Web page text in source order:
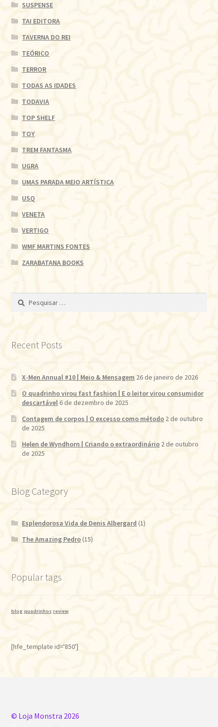
SUSPENSE
TAI EDITORA
TAVERNA DO REI
TEÓRICO
TERROR
TODAS AS IDADES
TODAVIA
TOP SHELF
TOY
TREM FANTASMA
UGRA
UMAS PARADA MEIO ARTÍSTICA
USQ
VENETA
VERTIGO
WMF MARTINS FONTES
ZARABATANA BOOKS
Pesquisar
Recent Posts
X-Men Annual #10 | Meio & Mensagem 26 de janeiro de 2026
O quadrinho virou fast fashion | E o leitor virou consumidor
descartável 6 de dezembro de 2025
Contagem de corpos | O excesso como método 2 de outubro
de 2025
Helen de Wyndhorn | Criando o extraordinário 2 de outubro
de 2025
Blog Category
Esplendorosa Vida de Denis Albergard (1)
The Amazing Pedro (15)
Popular tags
blog quadrinhos review
[hfe_template id='850']
© Loja Monstra 2026